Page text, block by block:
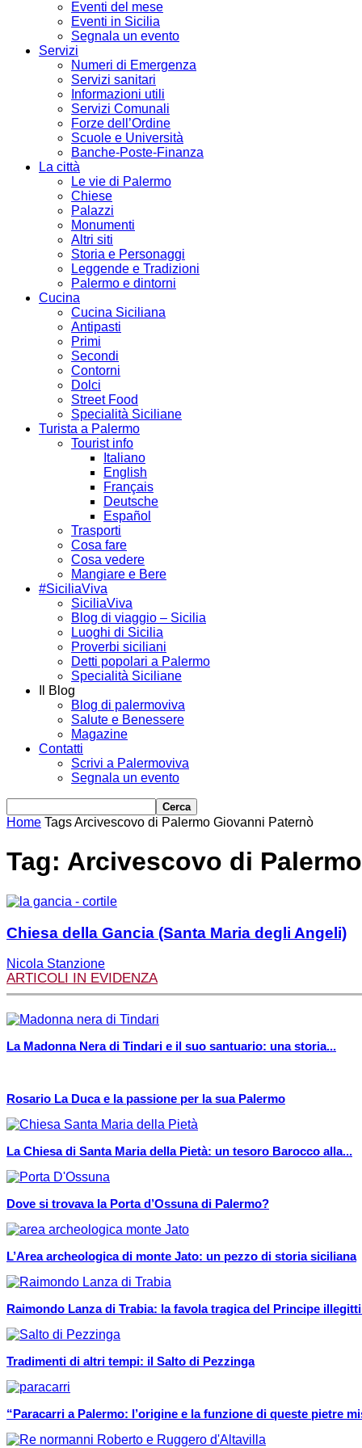
Eventi del mese
Eventi in Sicilia
Segnala un evento
Servizi
Numeri di Emergenza
Servizi sanitari
Informazioni utili
Servizi Comunali
Forze dell’Ordine
Scuole e Università
Banche-Poste-Finanza
La città
Le vie di Palermo
Chiese
Palazzi
Monumenti
Altri siti
Storia e Personaggi
Leggende e Tradizioni
Palermo e dintorni
Cucina
Cucina Siciliana
Antipasti
Primi
Secondi
Contorni
Dolci
Street Food
Specialità Siciliane
Turista a Palermo
Tourist info
Italiano
English
Français
Deutsche
Español
Trasporti
Cosa fare
Cosa vedere
Mangiare e Bere
#SiciliaViva
SiciliaViva
Blog di viaggio – Sicilia
Luoghi di Sicilia
Proverbi siciliani
Detti popolari a Palermo
Specialità Siciliane
Il Blog
Blog di palermoviva
Salute e Benessere
Magazine
Contatti
Scrivi a Palermoviva
Segnala un evento
Home TagsArcivescovo di Palermo Giovanni Paternò
Tag: Arcivescovo di
Chiesa della Gancia (Santa Maria degli Angeli)
Nicola Stanzione
ARTICOLI IN EVIDENZA
La Madonna Nera di Tindari e il suo santuario: una storia...
Rosario La Duca e la passione per la sua Palermo
La Chiesa di Santa Maria della Pietà: un tesoro Barocco alla...
Dove si trovava la Porta d’Ossuna di Palermo?
L’Area archeologica di monte Jato: un pezzo di storia siciliana
Raimondo Lanza di Trabia: la favola tragica del Principe
Tradimenti di altri tempi: il Salto di Pezzinga
“Paracarri a Palermo: l’origine e la funzione di queste pietre